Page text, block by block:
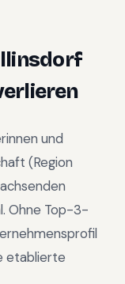
und
(Region
. Ohne Top-3-
etablierte